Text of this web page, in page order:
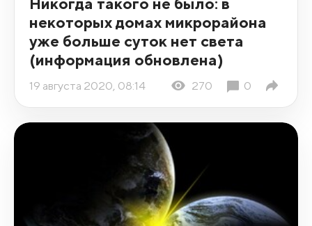
некоторых домах микрорайона
уже больше суток нет света
(информация обновлена)
19 августа 2020, 08:14 270 0